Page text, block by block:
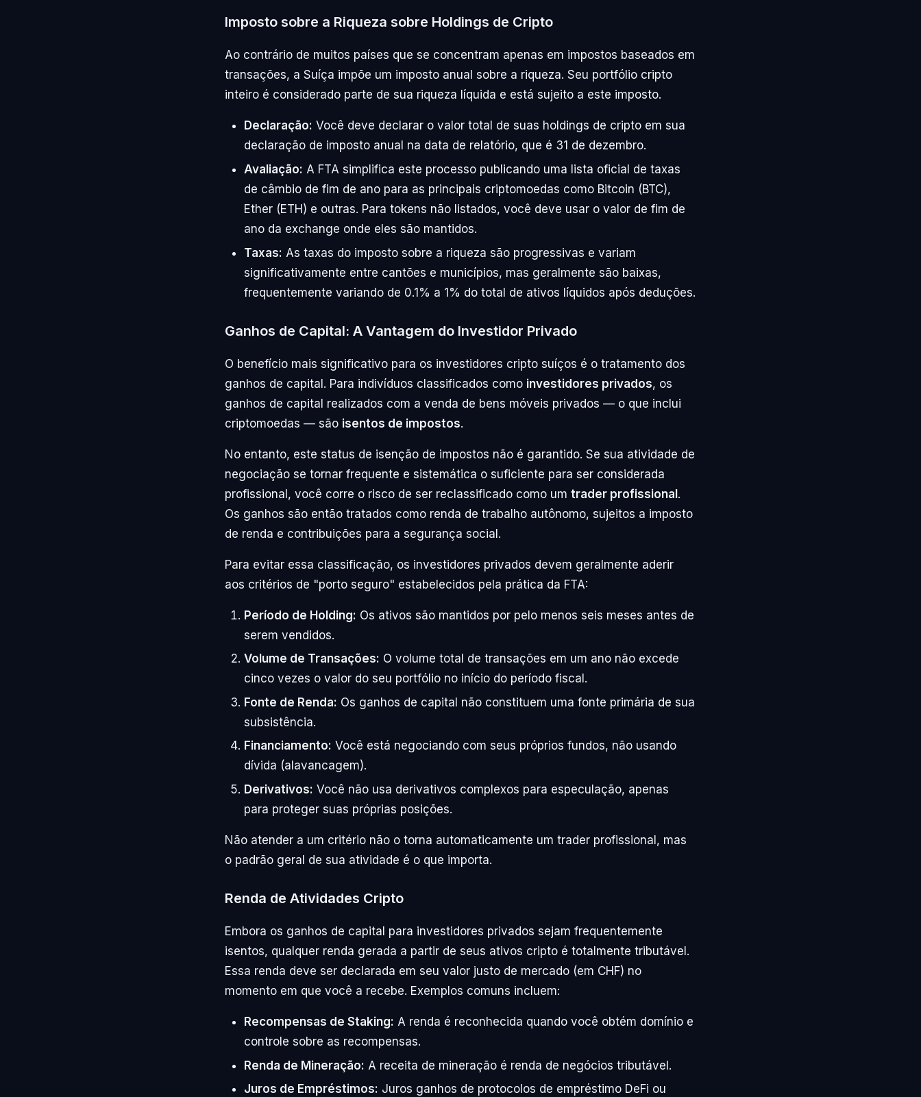
Imposto sobre a Riqueza sobre Holdings de Cripto
Ao contrário de muitos países que se concentram apenas em impostos baseados em
transações, a Suíça impõe um imposto anual sobre a riqueza. Seu portfólio cripto
inteiro é considerado parte de sua riqueza líquida e está sujeito a este imposto.
Declaração: Você deve declarar o valor total de suas holdings de cripto em sua
declaração de imposto anual na data de relatório, que é 31 de dezembro.
Avaliação: A FTA simplifica este processo publicando uma lista oficial de taxas
de câmbio de fim de ano para as principais criptomoedas como Bitcoin (BTC),
Ether (ETH) e outras. Para tokens não listados, você deve usar o valor de fim de
ano da exchange onde eles são mantidos.
Taxas: As taxas do imposto sobre a riqueza são progressivas e variam
significativamente entre cantões e municípios, mas geralmente são baixas,
frequentemente variando de 0.1% a 1% do total de ativos líquidos após deduções.
Ganhos de Capital: A Vantagem do Investidor Privado
O benefício mais significativo para os investidores cripto suíços é o tratamento dos
ganhos de capital. Para indivíduos classificados como investidores privados, os
ganhos de capital realizados com a venda de bens móveis privados — o que inclui
criptomoedas — são isentos de impostos.
No entanto, este status de isenção de impostos não é garantido. Se sua atividade de
negociação se tornar frequente e sistemática o suficiente para ser considerada
profissional, você corre o risco de ser reclassificado como um trader profissional.
Os ganhos são então tratados como renda de trabalho autônomo, sujeitos a imposto
de renda e contribuições para a segurança social.
Para evitar essa classificação, os investidores privados devem geralmente aderir
aos critérios de "porto seguro" estabelecidos pela prática da FTA:
Período de Holding: Os ativos são mantidos por pelo menos seis meses antes de
serem vendidos.
Volume de Transações: O volume total de transações em um ano não excede
cinco vezes o valor do seu portfólio no início do período fiscal.
Fonte de Renda: Os ganhos de capital não constituem uma fonte primária de sua
subsistência.
Financiamento: Você está negociando com seus próprios fundos, não usando
dívida (alavancagem).
Derivativos: Você não usa derivativos complexos para especulação, apenas
para proteger suas próprias posições.
Não atender a um critério não o torna automaticamente um trader profissional, mas
o padrão geral de sua atividade é o que importa.
Renda de Atividades Cripto
Embora os ganhos de capital para investidores privados sejam frequentemente
isentos, qualquer renda gerada a partir de seus ativos cripto é totalmente tributável.
Essa renda deve ser declarada em seu valor justo de mercado (em CHF) no
momento em que você a recebe. Exemplos comuns incluem:
Recompensas de Staking: A renda é reconhecida quando você obtém domínio e
controle sobre as recompensas.
Renda de Mineração: A receita de mineração é renda de negócios tributável.
Juros de Empréstimos: Juros ganhos de protocolos de empréstimo DeFi ou